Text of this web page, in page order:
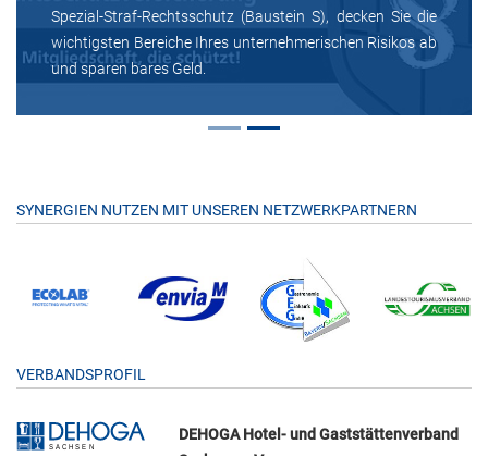
Spezial-Straf-Rechtsschutz (Baustein S), decken Sie die
wichtigsten Bereiche Ihres unternehmerischen Risikos ab
und sparen bares Geld.
SYNERGIEN NUTZEN MIT UNSEREN NETZWERKPARTNERN
VERBANDSPROFIL
DEHOGA Hotel- und Gaststättenverband